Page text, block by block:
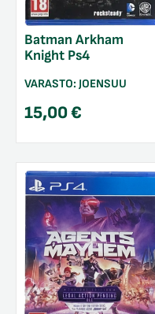
Batman Arkham
Knight Ps4
VARASTO: JOENSUU
15,00€